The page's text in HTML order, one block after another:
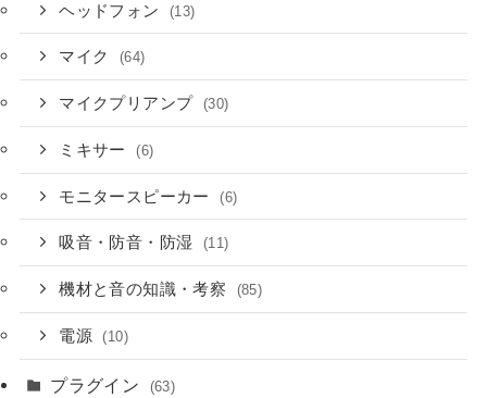
ヘッドフォン (13)
マイク (64)
マイクプリアンプ (30)
ミキサー (6)
モニタースピーカー (6)
吸音・防音・防湿 (11)
機材と音の知識・考察 (85)
電源 (10)
プラグイン (63)